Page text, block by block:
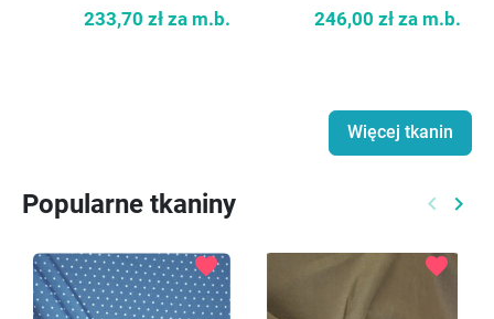
233,70 zł za m.b.
246,00 zł za m.b.
Więcej tkanin
Popularne tkaniny keyboard_arrow_left keyboard_arrow_right
favorite favorite